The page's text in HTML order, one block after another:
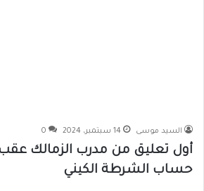
السيد موسى 14 سبتمبر، 2024 0
أول تعليق من مدرب الزمالك عقب
حساب الشرطة الكيني